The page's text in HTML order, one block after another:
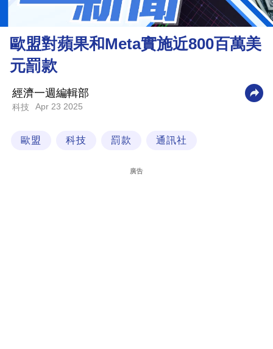
市
財
業
科
歐盟對蘋果和Meta實施近800百萬美
元罰款
經濟一週編輯部
科技 Apr 23 2025
歐盟 科技 罰款 通訊社
廣告